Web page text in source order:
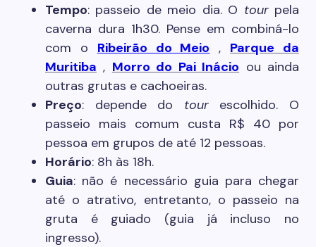
Tempo: passeio de meio dia. O tourpela
caverna dura 1h30. Pense em combiná-lo
com o Ribeirão do Meio , Parque da
Muritiba , Morro do Pai Inácio ou ainda
outras grutas e cachoeiras.
Preço: depende do tourescolhido. O
passeio mais comum custa R$ 40 por
pessoa em grupos de até 12 pessoas.
Horário: 8h às 18h.
Guia: não é necessário guia para chegar
até o atrativo, entretanto, o passeio na
gruta é guiado (guia já incluso no
ingresso).